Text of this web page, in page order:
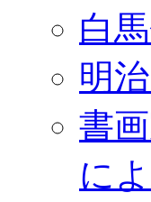
白
明
書
によ